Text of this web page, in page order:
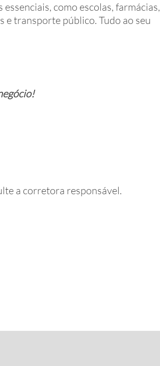
como escolas, farmácias,
e transporte público. Tudo ao seu
a corretora responsável.